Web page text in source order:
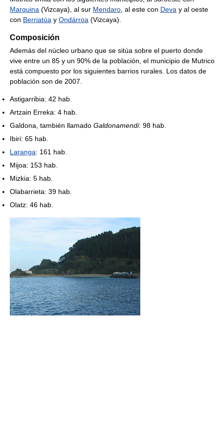
Marquina (Vizcaya), al sur Mendaro , al este con Deva y al oeste
con Berriatúa y Ondárroa (Vizcaya).
Composición
Además del núcleo urbano que se sitúa sobre el puerto donde
vive entre un 85 y un 90% de la población, el municipio de Mutrico
está compuesto por los siguientes barrios rurales. Los datos de
población son de 2007.
Astigarribia: 42 hab.
Artzain Erreka: 4 hab.
Galdona, también llamado Galdonamendi: 98 hab.
Ibiri: 65 hab.
Laranga: 161 hab.
Mijoa: 153 hab.
Mizkia: 5 hab.
Olabarrieta: 39 hab.
Olatz: 46 hab.